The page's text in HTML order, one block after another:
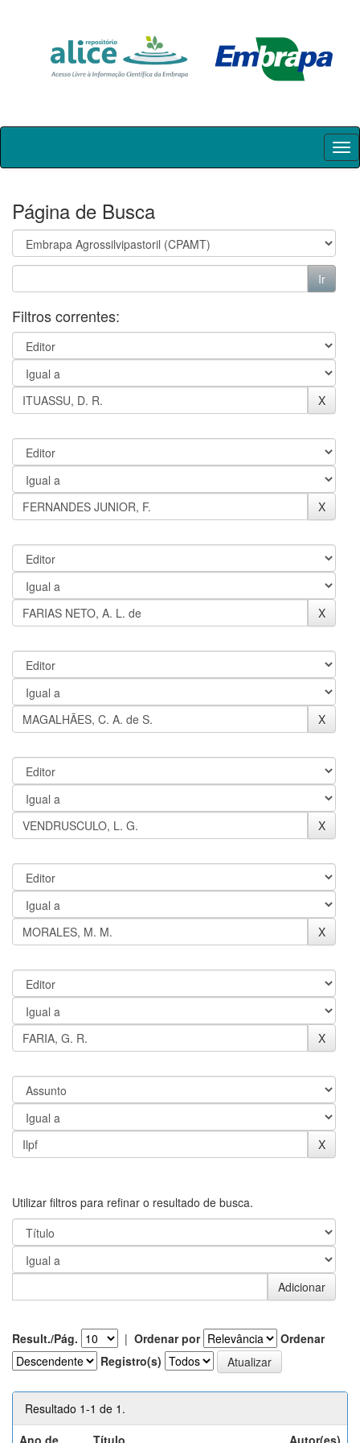
Skip
Página de Busca
Filtros correntes:
Utilizar filtros para refinar o resultado de busca.
Result./Pág. | Ordenar por
Ordenar
Registro(s)
Resultado 1-1 de 1.
Ano de
Título Autor(es)